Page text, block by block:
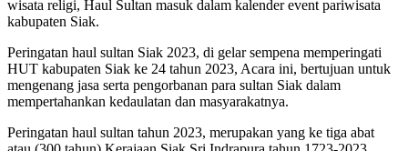
wisata religi, Haul Sultan masuk dalam kalender event pariwisata
kabupaten Siak.
Peringatan haul sultan Siak 2023, di gelar sempena memperingati
HUT kabupaten Siak ke 24 tahun 2023, Acara ini, bertujuan untuk
mengenang jasa serta pengorbanan para sultan Siak dalam
mempertahankan kedaulatan dan masyarakatnya.
Peringatan haul sultan tahun 2023, merupakan yang ke tiga abat